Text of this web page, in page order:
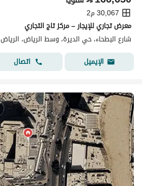
30,067 م2
معرض تجاري للإيجار – مركز تاج التجاري
شارع البطحاء، حي الديرة، وسط الرياض، الرياض
الإيميل
اتصال